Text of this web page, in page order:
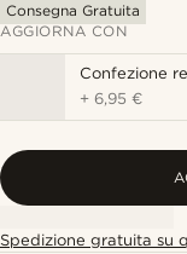
Consegna Gratuita
AGGIORNA CON
Confezione
+6,95 €
Spedizione gratuita su